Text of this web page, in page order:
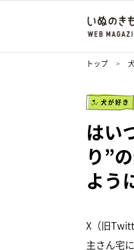
トップ
犬が好き
はい
り”
よう
X（旧
主さん宅